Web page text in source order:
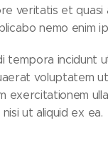
veritatis et
nemo enim
tempora incidunt
voluptatem
exercitationem
ut aliquid ex ea.